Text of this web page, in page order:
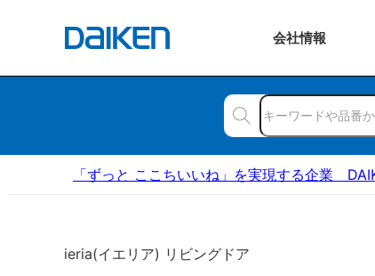
会社情報
「ずっと ここちいいね」を実現する企業
ieria(イエリア) リビングドア